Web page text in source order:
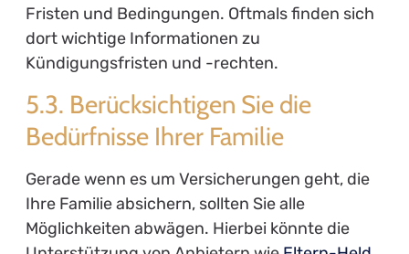
Fristen und Bedingungen. Oftmals finden sich
dort wichtige Informationen zu
Kündigungsfristen und -rechten.
5.3. Berücksichtigen Sie die
Bedürfnisse Ihrer Familie
Gerade wenn es um Versicherungen geht, die
Ihre Familie absichern, sollten Sie alle
Möglichkeiten abwägen. Hierbei könnte die